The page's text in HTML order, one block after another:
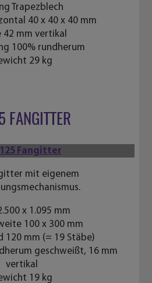
Trapezblech
40 x 40 x 40 mm
42 mm vertikal
100% rundherum
29 kg
FANGITTER
mit eigenem
x 1.095 mm
100 x 300 mm
120 mm (= 19 Stäbe)
geschweißt, 16 mm
vertikal
19 kg